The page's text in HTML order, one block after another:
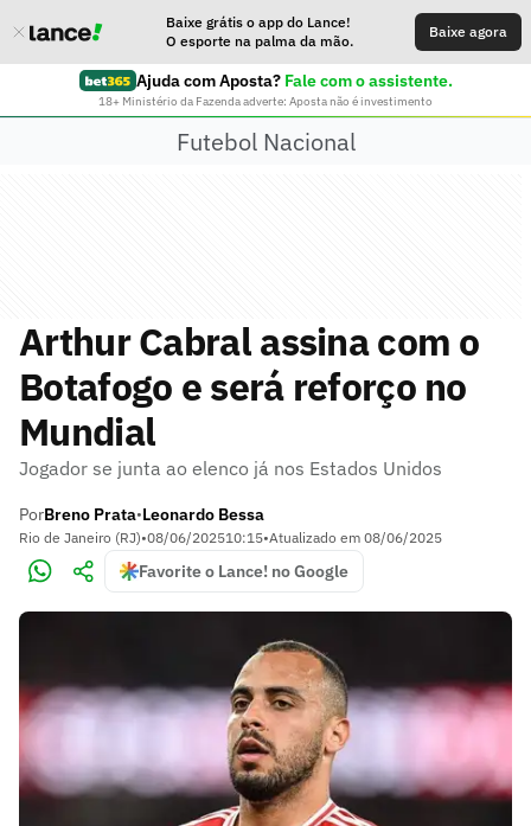
Baixe grátis o app do Lance!
O esporte na palma da mão.
Baixe agora
Ajuda com Aposta? Fale com o assistente.
18+ Ministério da Fazenda adverte: Aposta não é investimento
Futebol Nacional
Arthur Cabral assina com o
Botafogo e será reforço no
Mundial
Jogador se junta ao elenco já nos Estados Unidos
PorBreno Prata•Leonardo Bessa
Rio de Janeiro (RJ)•08/06/202510:15•Atualizado em 08/06/2025
Favorite o Lance! no Google